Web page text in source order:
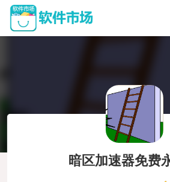
暗区加速器免费